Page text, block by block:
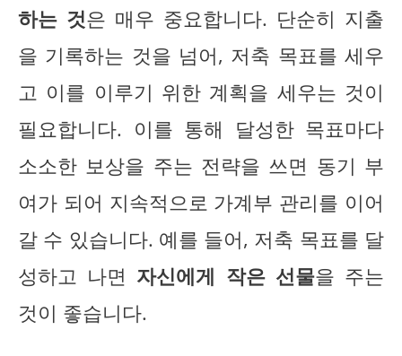
하는 것은 매우 중요합니다. 단순히 지출
을 기록하는 것을 넘어, 저축 목표를 세우
고 이를 이루기 위한 계획을 세우는 것이
필요합니다. 이를 통해 달성한 목표마다
소소한 보상을 주는 전략을 쓰면 동기 부
여가 되어 지속적으로 가계부 관리를 이어
갈 수 있습니다. 예를 들어, 저축 목표를 달
성하고 나면 자신에게 작은 선물을 주는
것이 좋습니다.